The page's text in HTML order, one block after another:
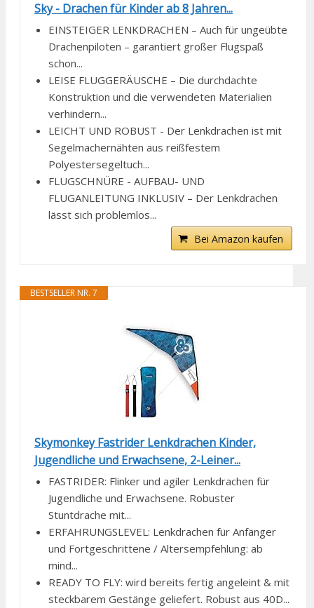
Sky - Drachen für Kinder ab 8 Jahren...
EINSTEIGER LENKDRACHEN – Auch für ungeübte
Drachenpiloten – garantiert großer Flugspaß
schon...
LEISE FLUGGERÄUSCHE – Die durchdachte
Konstruktion und die verwendeten Materialien
verhindern...
LEICHT UND ROBUST - Der Lenkdrachen ist mit
Segelmachernähten aus reißfestem
Polyestersegeltuch...
FLUGSCHNÜRE - AUFBAU- UND
FLUGANLEITUNG INKLUSIV – Der Lenkdrachen
lässt sich problemlos...
Bei Amazon kaufen
BESTSELLER NR. 7
Skymonkey Fastrider Lenkdrachen Kinder,
Jugendliche und Erwachsene, 2-Leiner...
FASTRIDER: Flinker und agiler Lenkdrachen für
Jugendliche und Erwachsene. Robuster
Stuntdrache mit...
ERFAHRUNGSLEVEL: Lenkdrachen für Anfänger
und Fortgeschrittene / Altersempfehlung: ab
mind...
READY TO FLY: wird bereits fertig angeleint & mit
steckbarem Gestänge geliefert. Robust aus 40D...